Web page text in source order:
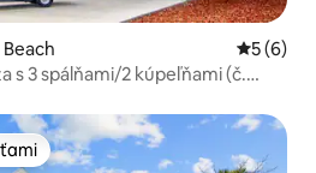
5 (6)
s 3 spálňami/2 kúpeľňami (č.
hosťami